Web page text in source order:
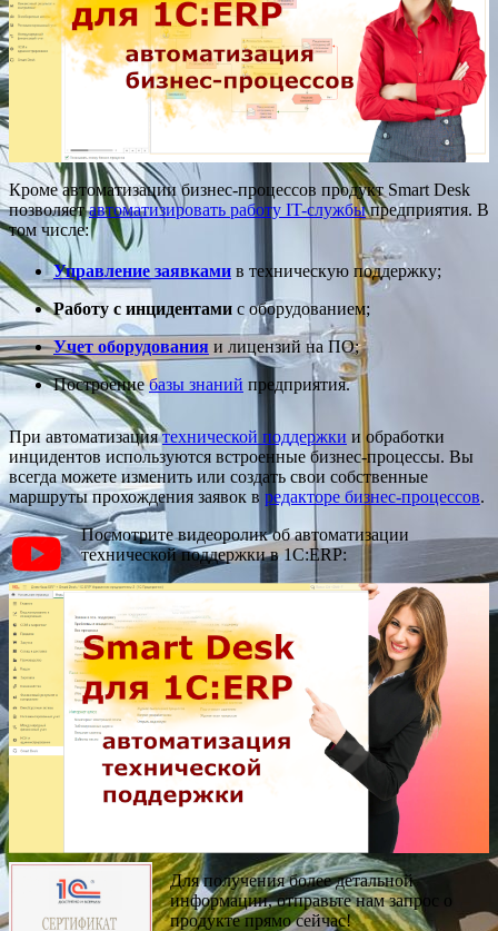
Кроме автоматизации бизнес-процессов продукт Smart Desk
позволяетавтоматизировать работу IT-службыпредприятия. В
том числе:
Управление заявками в техническую поддержку;
Работу с инцидентами с оборудованием;
Учет оборудования и лицензий на ПО;
Построениебазы знаний предприятия.
При автоматизациятехнической поддержки и обработки
инцидентов используются встроенные бизнес-процессы. Вы
всегда можете изменить или создать свои собственные
маршруты прохождения заявок в редакторе бизнес-процессов.
Посмотрите видеоролик об автоматизации
технической поддержки в 1С:ERP:
Для получения более детальной
информации, отправьте нам запрос о
продукте прямо сейчас!